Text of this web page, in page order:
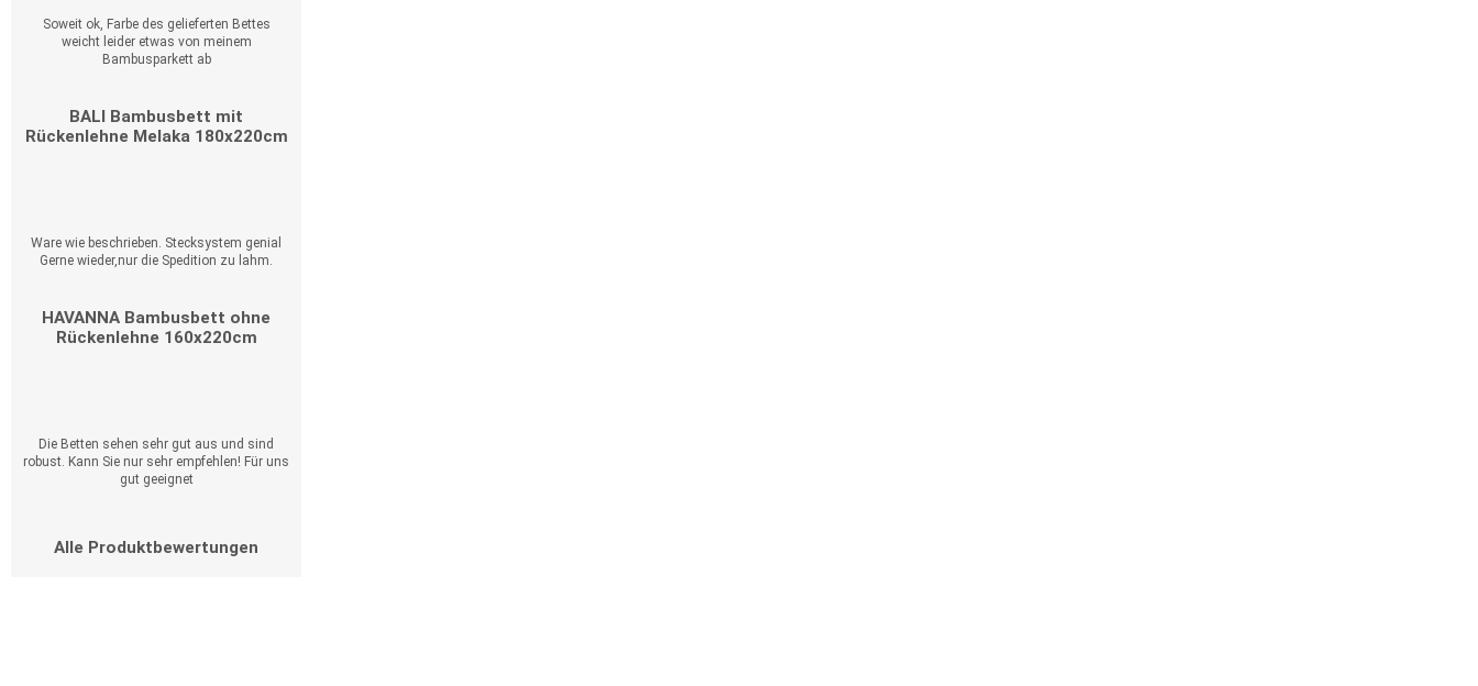
Soweit ok, Farbe des gelieferten Bettes
weicht leider etwas von meinem
Bambusparkett ab
BALI Bambusbett mit
Rückenlehne Melaka 180x220cm
Ware wie beschrieben. Stecksystem genial
Gerne wieder,nur die Spedition zu lahm.
HAVANNA Bambusbett ohne
Rückenlehne 160x220cm
Die Betten sehen sehr gut aus und sind
robust. Kann Sie nur sehr empfehlen! Für uns
gut geeignet
Alle Produktbewertungen